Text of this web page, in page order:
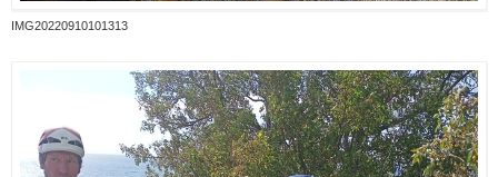
IMG20220910101313